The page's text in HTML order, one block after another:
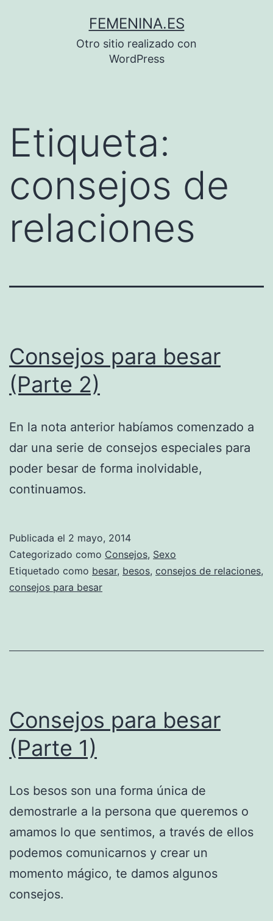
FEMENINA.ES
Otro sitio realizado con
WordPress
Etiqueta:
consejos de
relaciones
Consejos para besar
(Parte 2)
En la nota anterior habíamos comenzado a
dar una serie de consejos especiales para
poder besar de forma inolvidable,
continuamos.
Publicada el 2 mayo, 2014
Categorizado como Consejos, Sexo
Etiquetado como besar, besos, consejos de relaciones,
consejos para besar
Consejos para besar
(Parte 1)
Los besos son una forma única de
demostrarle a la persona que queremos o
amamos lo que sentimos, a través de ellos
podemos comunicarnos y crear un
momento mágico, te damos algunos
consejos.